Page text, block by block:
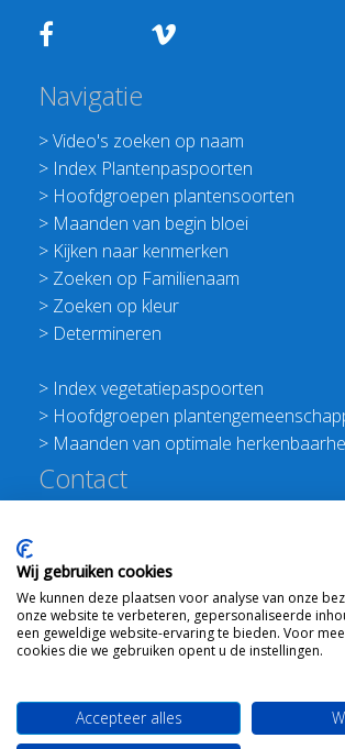
Navigatie
>Video's zoeken op naam
> Index Plantenpaspoorten
> Hoofdgroepen plantensoorten
> Maanden van begin bloei
> Kijken naar kenmerken
> Zoeken op Familienaam
> Zoeken op kleur
> Determineren
> Index vegetatiepaspoorten
> Hoofdgroepen
> Maanden van optimale
Contact
E:info@floravannederland.nl
Plein 1992 70F 6221JP Maastricht
T: 06 41237586
KVK: 76114821 btw: NL860512289B01
Wij gebruiken cookies
We kunnen deze plaatsen voor analyse van onze
onze website te verbeteren, gepersonaliseerde
een geweldige website-ervaring te bieden. Voor
cookies die we gebruiken opent u de instellingen.
Accepteer alles